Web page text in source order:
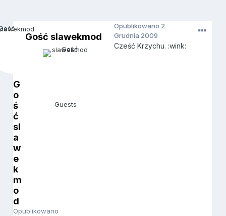
G
o
ś
ć
sl
a
w
e
k
m
o
d
Opublikowano
Gość slawekmod
Guests
Opublikowano 2
Grudnia 2009
Cześć Krzychu. :wink: